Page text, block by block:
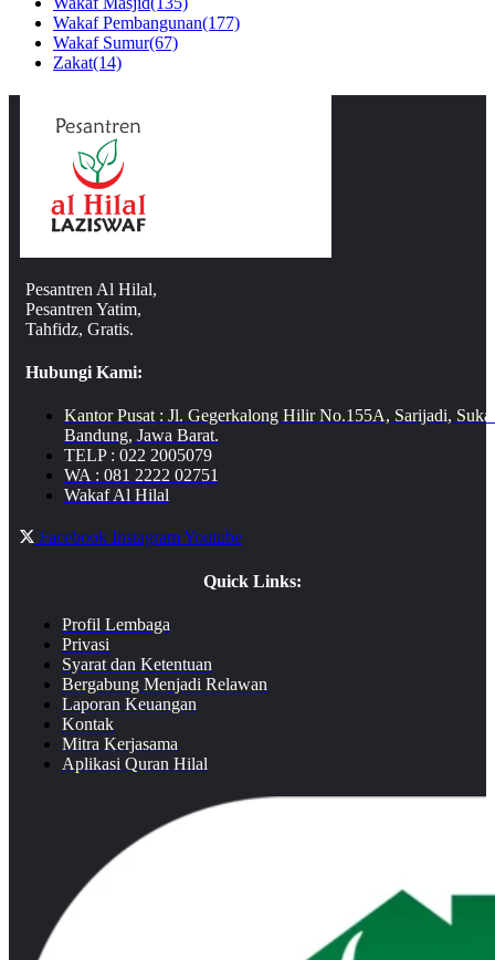
Wakaf Pembangunan(177)
Wakaf Sumur(67)
Zakat(14)
Pesantren Al Hilal,
Pesantren Yatim,
Tahfidz, Gratis.
Hubungi Kami:
Kantor Pusat : Jl. Gegerkalong Hilir No.155A, Sarijadi,
Bandung, Jawa Barat.
TELP : 022 2005079
WA : 081 2222 02751
Wakaf Al Hilal
Facebook InstagramYoutube
Quick Links:
Profil Lembaga
Privasi
Syarat dan Ketentuan
Bergabung Menjadi Relawan
Laporan Keuangan
Kontak
Mitra Kerjasama
Aplikasi Quran Hilal